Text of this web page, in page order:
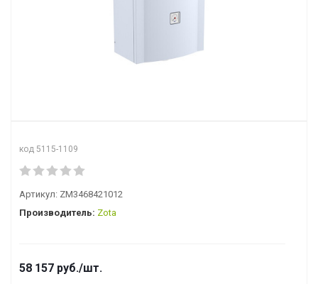
код 5115-1109
Артикул: ZM3468421012
Производитель: Zota
58 157 руб./шт.